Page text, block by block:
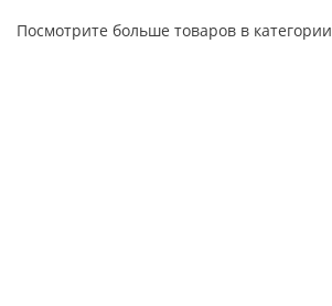
Посмотрите больше товаров в категории